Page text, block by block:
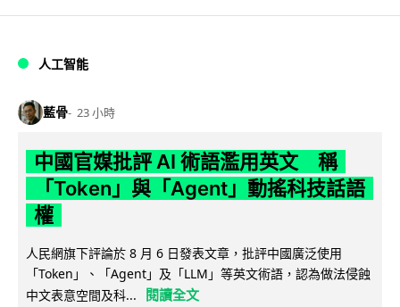
人工智能
藍骨 23 小時
中國官媒批評 AI 術語濫用英文 稱
「Token」與「Agent」動搖科技話語
權
人民網旗下評論於 8 月 6 日發表文章，批評中國廣泛使用
「Token」、「Agent」及「LLM」等英文術語，認為做法侵蝕
中文表意空間及科...
閱讀全文